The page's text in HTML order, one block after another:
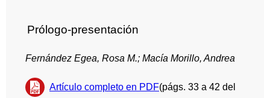
Prólogo-presentación
Fernández Egea, Rosa M.; Macía Morillo, Andrea
Artículo completo en PDF(págs. 33 a 42 del